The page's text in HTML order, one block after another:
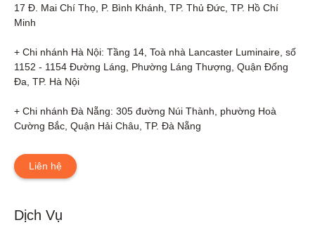
17 Đ. Mai Chí Thọ, P. Bình Khánh, TP. Thủ Đức, TP. Hồ Chí
Minh
+ Chi nhánh Hà Nội: Tầng 14, Toà nhà Lancaster Luminaire, số
1152 - 1154 Đường Láng, Phường Láng Thượng, Quận Đống
Đa, TP. Hà Nội
+ Chi nhánh Đà Nẵng: 305 đường Núi Thành, phường Hoà
Cường Bắc, Quận Hải Châu, TP. Đà Nẵng
Liên hệ
Dịch Vụ